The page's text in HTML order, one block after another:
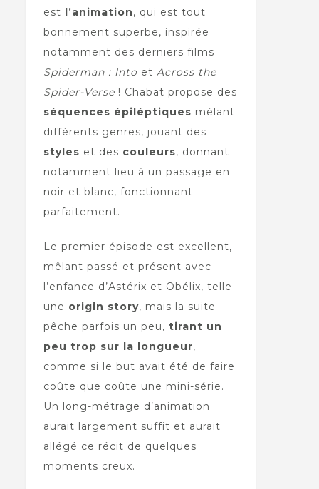
est l’animation, qui est tout
bonnement superbe, inspirée
notamment des derniers films
Spiderman : Into et Across the
Spider-Verse ! Chabat propose des
séquences épiléptiques mélant
différents genres, jouant des
styles et des couleurs, donnant
notamment lieu à un passage en
noir et blanc, fonctionnant
parfaitement.
Le premier épisode est excellent,
mêlant passé et présent avec
l’enfance d’Astérix et Obélix, telle
une origin story, mais la suite
pêche parfois un peu, tirant un
peu trop sur la longueur,
comme si le but avait été de faire
coûte que coûte une mini-série.
Un long-métrage d’animation
aurait largement suffit et aurait
allégé ce récit de quelques
moments creux.